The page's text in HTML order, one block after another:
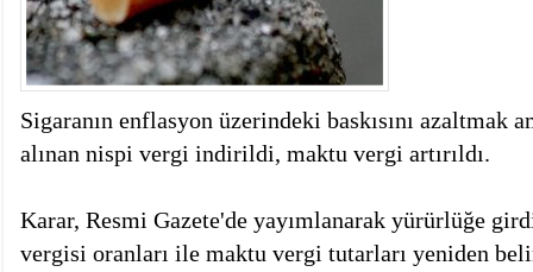
Sigaranın enflasyon üzerindeki baskısını azaltmak
alınan nispi vergi indirildi, maktu vergi artırıldı.
Karar, Resmi Gazete'de yayımlanarak yürürlüğe
vergisi oranları ile maktu vergi tutarları yeniden